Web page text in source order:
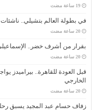
‏19 ساعة مضت
في بطولة العالم بتشيلي..
‏20 ساعة مضت
بقرار من أشرف خضر..
‏20 ساعة مضت
قبل العودة للقاهرة.. بيراميدز
الخارجي
‏20 ساعة مضت
زفاف حسام عبد المجيد يسبق